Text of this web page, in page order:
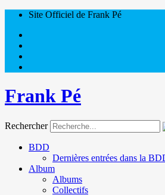
Site Officiel de Frank Pé
Frank Pé
Rechercher
BDD
Dernières entrées dans la
Album
Albums
Collectifs